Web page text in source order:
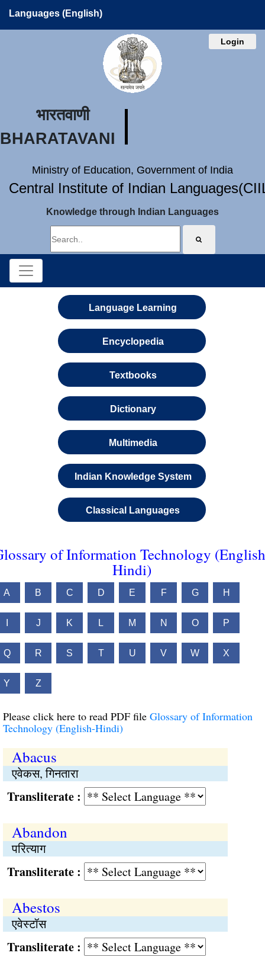
Languages (English)
Login
भारतवाणी
BHARATAVANI
Ministry of Education, Government of India
Central Institute of Indian
Knowledge through Indian Languages
Language Learning
Encyclopedia
Textbooks
Dictionary
Multimedia
Indian Knowledge System
Classical Languages
of Information Technology
Hindi)
A B C D E F G H
J K L M N O P
Q R S T U V W X
Y Z
Please click here to read PDF file Glossary of Information
Technology (English-Hindi)
Abacus
एवेकस, गिनतारा
:
Abandon
परित्याग
:
Abestos
एवेस्टॉस
: